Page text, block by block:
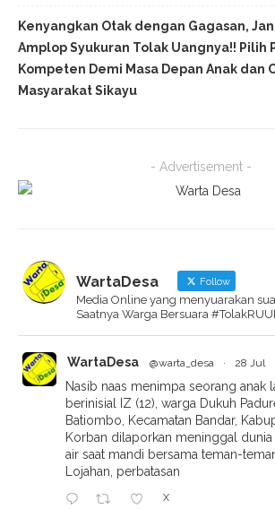
Kenyangkan Otak dengan Gagasan,
Amplop Syukuran Tolak Uangnya!! Pilih
Kompeten Demi Masa Depan Anak dan
Masyarakat Sikayu
- Advertisement -
WartaDesa Follow
Media Online yang menyuarakan
Saatnya Warga Bersuara
WartaDesa @warta_desa · 28 Jul
Nasib naas menimpa seorang anak
berinisial IZ (12), warga Dukuh
Batiombo, Kecamatan Bandar,
Korban dilaporkan meninggal dunia
air saat mandi bersama teman-
Lojahan, perbatasan
X